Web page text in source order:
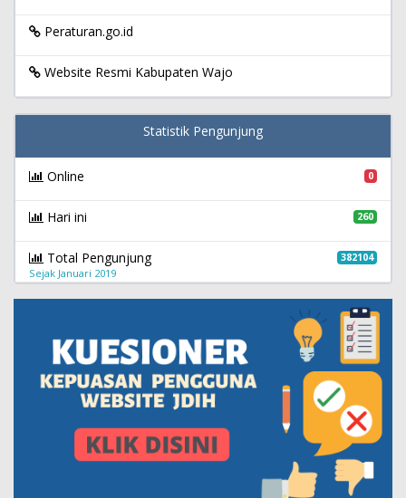
Peraturan.go.id
Website Resmi Kabupaten Wajo
Statistik Pengunjung
Online 0
Hari ini 260
Total Pengunjung 382104
Sejak Januari 2019